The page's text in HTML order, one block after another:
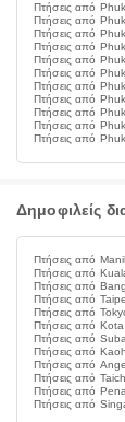
Πτήσεις από
Πτήσεις από
Πτήσεις από
Πτήσεις από
Πτήσεις από
Πτήσεις από
Πτήσεις από
Πτήσεις από
Πτήσεις από
Πτήσεις από
Πτήσεις από
Δημοφιλείς
Πτήσεις από
Πτήσεις από
Πτήσεις από
Πτήσεις από
Πτήσεις από
Πτήσεις από
Πτήσεις από
Πτήσεις από
Πτήσεις από
Πτήσεις από
Πτήσεις από
Πτήσεις από